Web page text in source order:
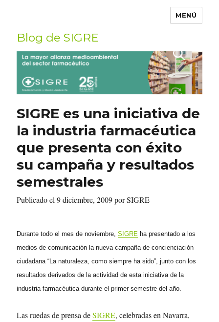
MENÚ
Blog de SIGRE
Buscar
por:
SIGRE es una iniciativa de
la industria farmacéutica
que presenta con éxito
su campaña y resultados
semestrales
Publicado el 9 diciembre, 2009 por SIGRE
Durante todo el mes de noviembre,SIGRE ha presentado a los
medios de comunicación la nueva campaña de concienciación
ciudadana “La naturaleza, como siempre ha sido”, junto con los
resultados derivados de la actividad de esta iniciativa de la
industria farmacéutica durante el primer semestre del año.
Las ruedas de prensa deSIGRE, celebradas en Navarra,